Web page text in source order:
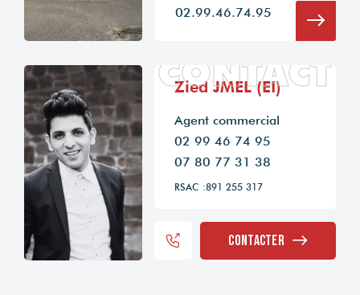
02.99.46.74.95
CONTACT
Zied JMEL (EI)
Agent commercial
02 99 46 74 95
07 80 77 31 38
RSAC :891 255 317
Contacter